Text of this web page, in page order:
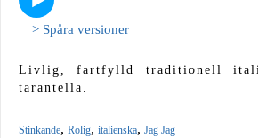
> Spåra versioner
Livlig, fartfylld traditionell
tarantella.
Stinkande, Rolig, italienska, Jag Jag